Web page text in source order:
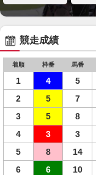
競走成績
着順 枠番 馬番
1 4 5
2
5 7
3
5 8
4
3 3
5
8 14
6
6 10